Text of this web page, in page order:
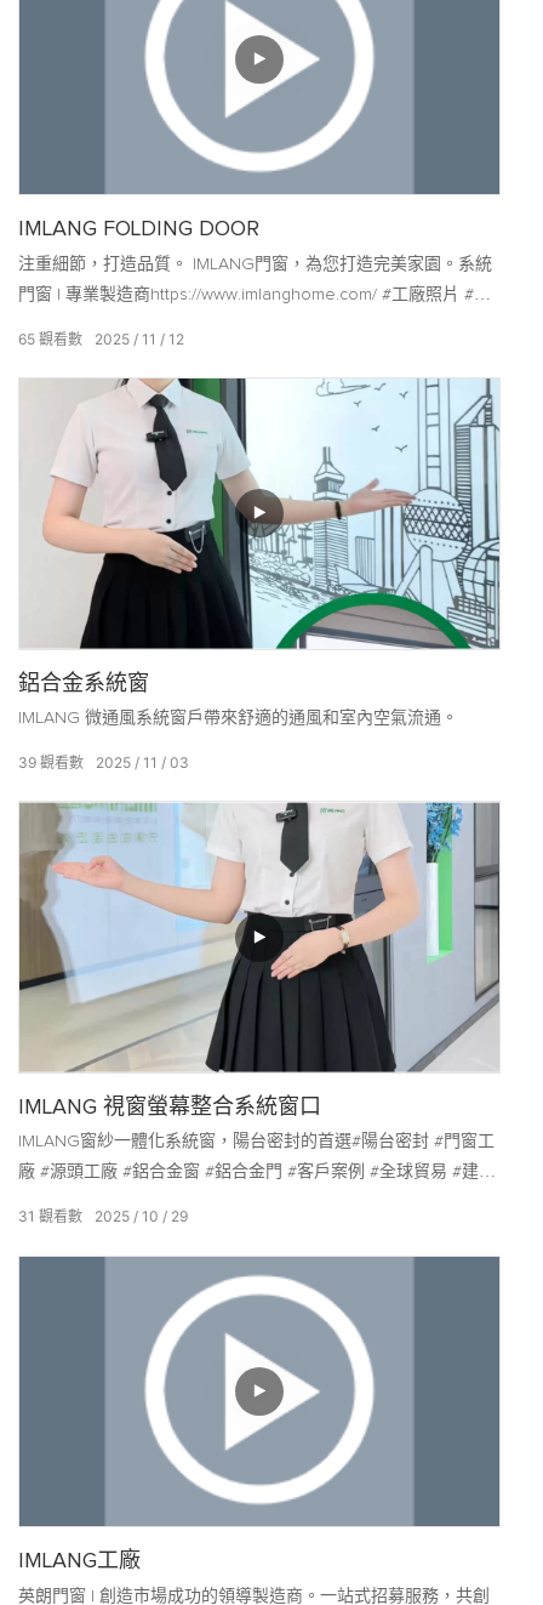
IMLANG FOLDING DOOR
注重細節，打造品質。 IMLANG門窗，為您打造完美家園。系統
門窗 | 專業製造商https://www.imlanghome.com/ #工廠照片 #門
2025 11 12
65 觀看數
鋁合金系統窗
IMLANG 微通風系統窗戶帶來舒適的通風和室內空氣流通。
2025 11 03
39 觀看數
IMLANG 視窗螢幕整合系統窗口
IMLANG窗紗一體化系統窗，陽台密封的首選#陽台密封 #門窗工
廠 #源頭工廠 #鋁合金窗 #鋁合金門 #客戶案例 #全球貿易 #建築
2025 10 29
31 觀看數
IMLANG工廠
英朗門窗 | 創造市場成功的領導製造商。一站式招募服務，共創